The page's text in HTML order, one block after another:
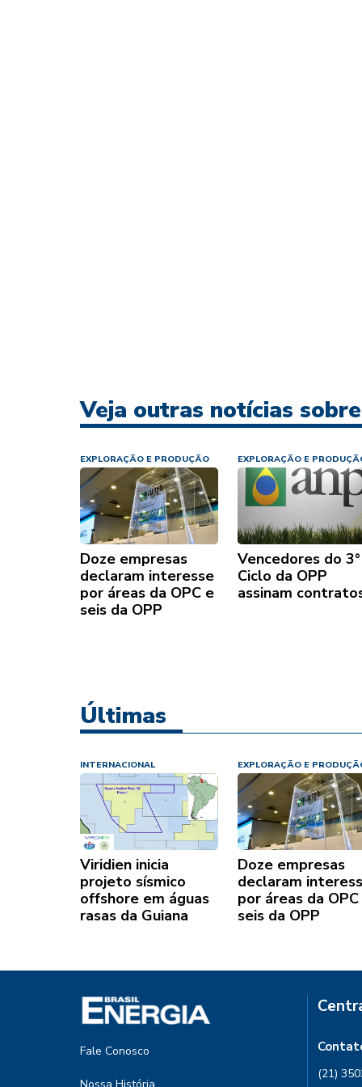
Veja outras notícias
EXPLORAÇÃO E PRODUÇÃO
Doze empresas
declaram interesse
por áreas da OPC e
seis da OPP
EXPLORAÇÃO E
Vencedores do 3°
Ciclo da OPP
assinam
Últimas
INTERNACIONAL
Viridien inicia
projeto sísmico
offshore em águas
rasas da Guiana
EXPLORAÇÃO E
Doze empresas
declaram
por áreas da
seis da OPP
Fale Conosco
(21)